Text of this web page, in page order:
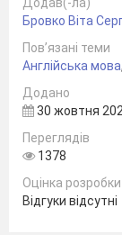
4) What
a) Reading
b) Riding a
5) What are
a) A
Бровко Віта
Пов’язані теми
Англійська мова,
Додано
30 жовтня
Переглядів
1378
Оцінка розробки
Відгуки відсутні